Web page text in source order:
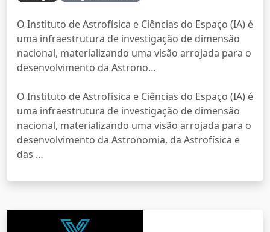
O Instituto de Astrofísica e Ciências do Espaço (IA) é
uma infraestrutura de investigação de dimensão
nacional, materializando uma visão arrojada para o
desenvolvimento da Astrono…
O Instituto de Astrofísica e Ciências do Espaço (IA) é
uma infraestrutura de investigação de dimensão
nacional, materializando uma visão arrojada para o
desenvolvimento da Astronomia, da Astrofísica e
das …